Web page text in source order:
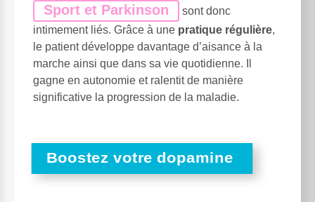
Sport et Parkinson
sont donc
intimement liés. Grâce à une pratique régulière,
le patient développe davantage d’aisance à la
marche ainsi que dans sa vie quotidienne. Il
gagne en autonomie et ralentit de manière
significative la progression de la maladie.
Boostez votre dopamine